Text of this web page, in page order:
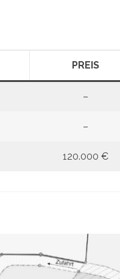
e
PREIS
–
–
120.000 €